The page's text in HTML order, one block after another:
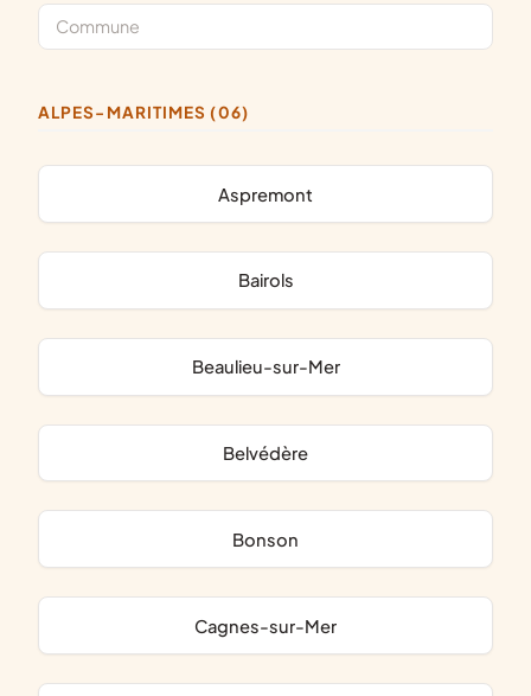
ALPES-MARITIMES (06)
Aspremont
Bairols
Beaulieu-sur-Mer
Belvédère
Bonson
Cagnes-sur-Mer